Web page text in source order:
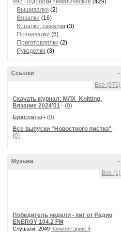
997 Подборки тематические (429)
Вышивалки (2)
Вязалки (16)
Копалки, сажалки (3)
Познавалки (5)
Приготовлялки (2)
Рукоделки (3)
-
Ссылки
Все (975)
Скачать журнал: МЛХ_Knitting.
Вязание 2024'01 - (0)
Браслеты - (0)
Все выпуски "Новостного листка" -
(0)
-
Музыка
Все (1)
Победитель недели - хит от Радио
ENERGY 104.2 FM
Слушали: 2049 Комментарии: 4